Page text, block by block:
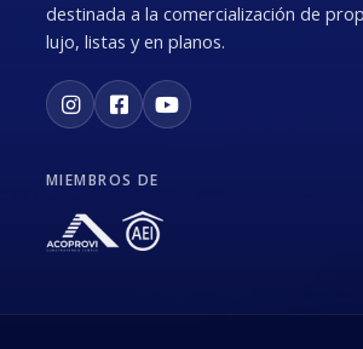
destinada a la comercialización de
lujo, listas y en planos.
MIEMBROS DE